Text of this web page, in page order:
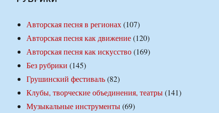
Авторская песня в регионах(107)
Авторская песня как движение(120)
Авторская песня как искусство(169)
Без рубрики (145)
Грушинский фестиваль(82)
Клубы, творческие объединения, театры(141)
Музыкальные инструменты(69)